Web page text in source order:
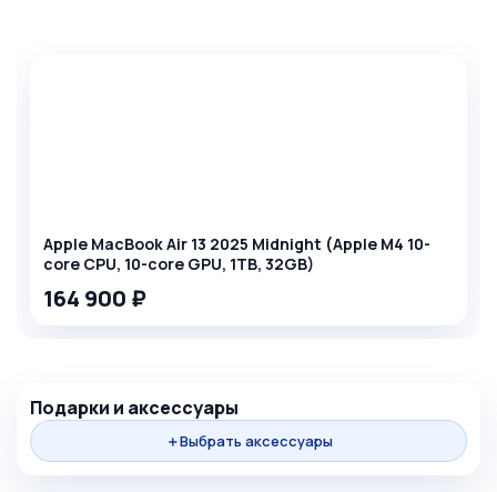
Apple MacBook Air 13 2025 Midnight (Apple M4 10-
core CPU, 10-core GPU, 1TB, 32GB)
164 900 ₽
Подарки и аксессуары
＋Выбрать аксессуары